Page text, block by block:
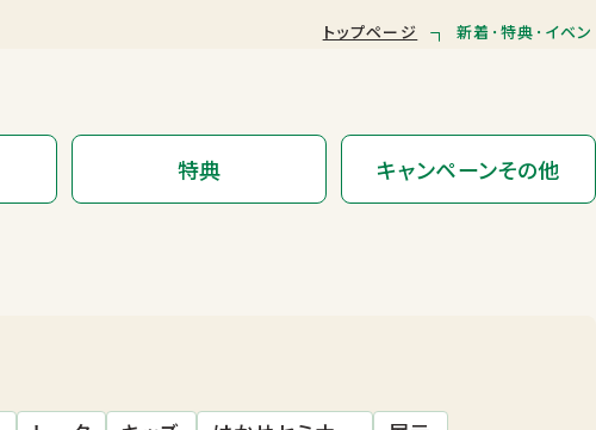
トップページ 新着･特典･イベン
特典 キャンペーンその他